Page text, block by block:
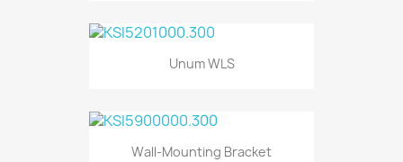
Unum WLS
Wall-Mounting Bracket